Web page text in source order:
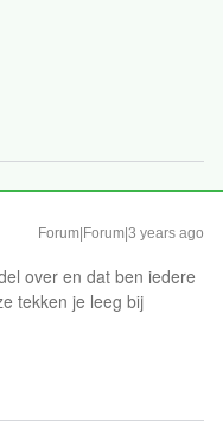
Forum|Forum|3 years ago
over en dat ben iedere
tekken je leeg bij